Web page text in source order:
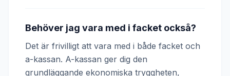
Behöver jag vara med i facket också?
Det är frivilligt att vara med i både facket och
a-kassan. A-kassan ger dig den
grundläggande ekonomiska tryggheten,